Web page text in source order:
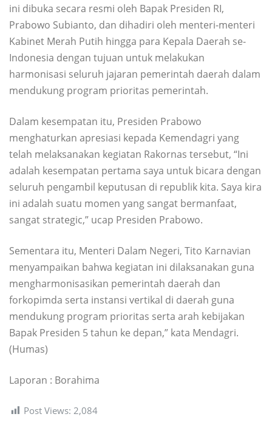
ini dibuka secara resmi oleh Bapak Presiden RI,
Prabowo Subianto, dan dihadiri oleh menteri-menteri
Kabinet Merah Putih hingga para Kepala Daerah se-
Indonesia dengan tujuan untuk melakukan
harmonisasi seluruh jajaran pemerintah daerah dalam
mendukung program prioritas pemerintah.
Dalam kesempatan itu, Presiden Prabowo
menghaturkan apresiasi kepada Kemendagri yang
telah melaksanakan kegiatan Rakornas tersebut, “Ini
adalah kesempatan pertama saya untuk bicara dengan
seluruh pengambil keputusan di republik kita. Saya kira
ini adalah suatu momen yang sangat bermanfaat,
sangat strategic,” ucap Presiden Prabowo.
Sementara itu, Menteri Dalam Negeri, Tito Karnavian
menyampaikan bahwa kegiatan ini dilaksanakan guna
mengharmonisasikan pemerintah daerah dan
forkopimda serta instansi vertikal di daerah guna
mendukung program prioritas serta arah kebijakan
Bapak Presiden 5 tahun ke depan,” kata Mendagri.
(Humas)
Laporan : Borahima
Post Views: 2,084